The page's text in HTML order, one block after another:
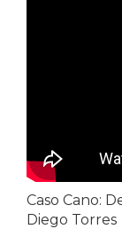
Caso Cano:
Diego Torres